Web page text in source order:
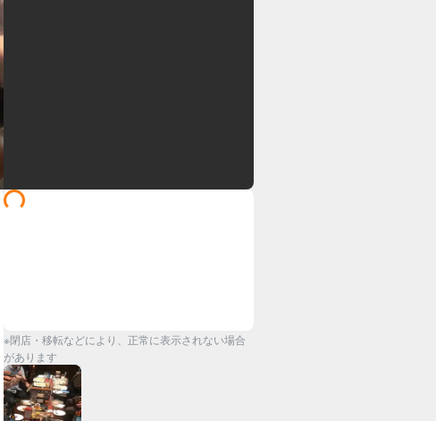
※閉店・移転などにより、正常に表示されない場合
があります